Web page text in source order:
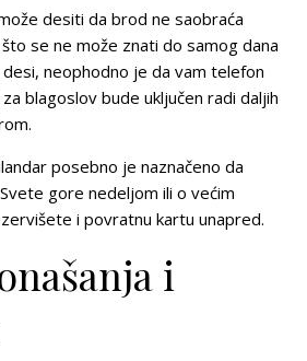
desiti da brod ne saobraća
se ne može znati do samog dana
neophodno je da vam telefon
blagoslov bude uključen radi daljih
posebno je naznačeno da
gore nedeljom ili o većim
i povratnu kartu unapred.
i